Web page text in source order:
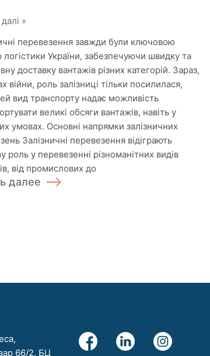
»
перевезення завжди були ключовою
України, забезпечуючи швидку та
доставку вантажів різних категорій. Зараз,
війни, роль залізниці тільки посилилася,
вид транспорту надає можливість
великі обсяги вантажів, навіть у
умовах. Основні напрямки залізничних
Залізничні перевезення відіграють
роль у перевезенні різноманітних видів
від промислових до
далее
66/2, БЦ